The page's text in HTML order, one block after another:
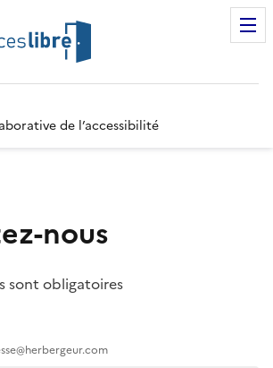
de l’accessibilité
nous
sont obligatoires